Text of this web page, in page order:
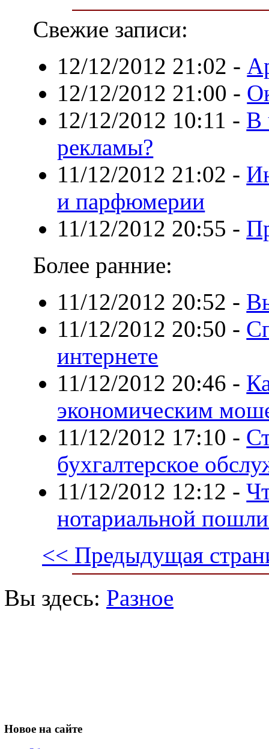
Свежие записи:
12/12/2012 21:02 -
12/12/2012 21:00 -
12/12/2012 10:11 - В
рекламы?
11/12/2012 21:02 -
и парфюмерии
11/12/2012 20:55 -
Более ранние:
11/12/2012 20:52 -
11/12/2012 20:50 -
интернете
11/12/2012 20:46 -
экономическим
11/12/2012 17:10 -
бухгалтерское
11/12/2012 12:12 -
нотариальной
<< Предыдущая
Вы здесь: Разное
Новое на сайте